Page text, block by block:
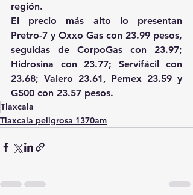
región.
El precio más alto lo presentan
Pretro-7 y Oxxo Gas con 23.99 pesos,
seguidas de CorpoGas con 23.97;
Hidrosina con 23.77; Servifácil con
23.68; Valero 23.61, Pemex 23.59 y
G500 con 23.57 pesos.
Tlaxcala
Tlaxcala peligrosa 1370am